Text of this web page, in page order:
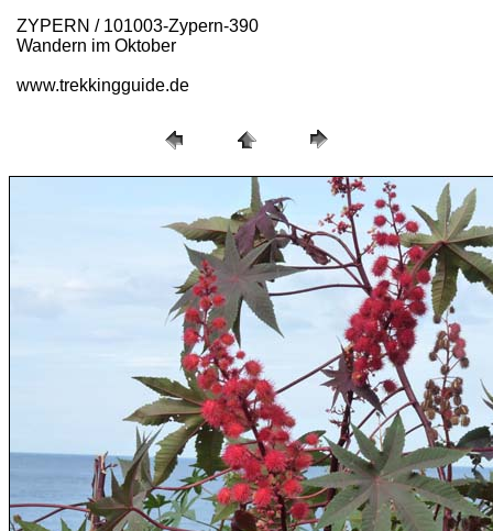
ZYPERN / 101003-Zypern-390
Wandern im Oktober
www.trekkingguide.de